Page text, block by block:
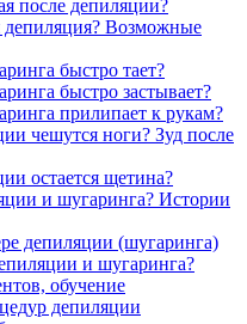
после депиляции?
депиляция? Возможные
быстро тает?
быстро застывает?
прилипает к рукам?
чешутся ноги? Зуд после
остается щетина?
и шугаринга? Истории
депиляции (шугаринга)
и шугаринга?
обучение
депиляции